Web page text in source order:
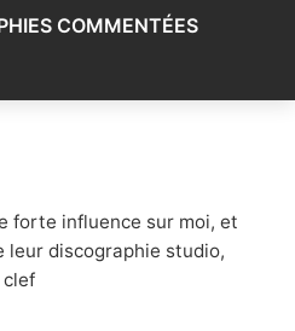
COMMENTÉES
forte influence sur moi, et
leur discographie studio,
clef